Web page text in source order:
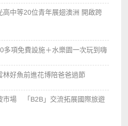
高中等20位青年展翅澳洲 開啟跨
多項免費設施＋水樂園一次玩到嗨
好魚前進花博陪爸爸過節
市場 「B2B」交流拓展國際旅遊